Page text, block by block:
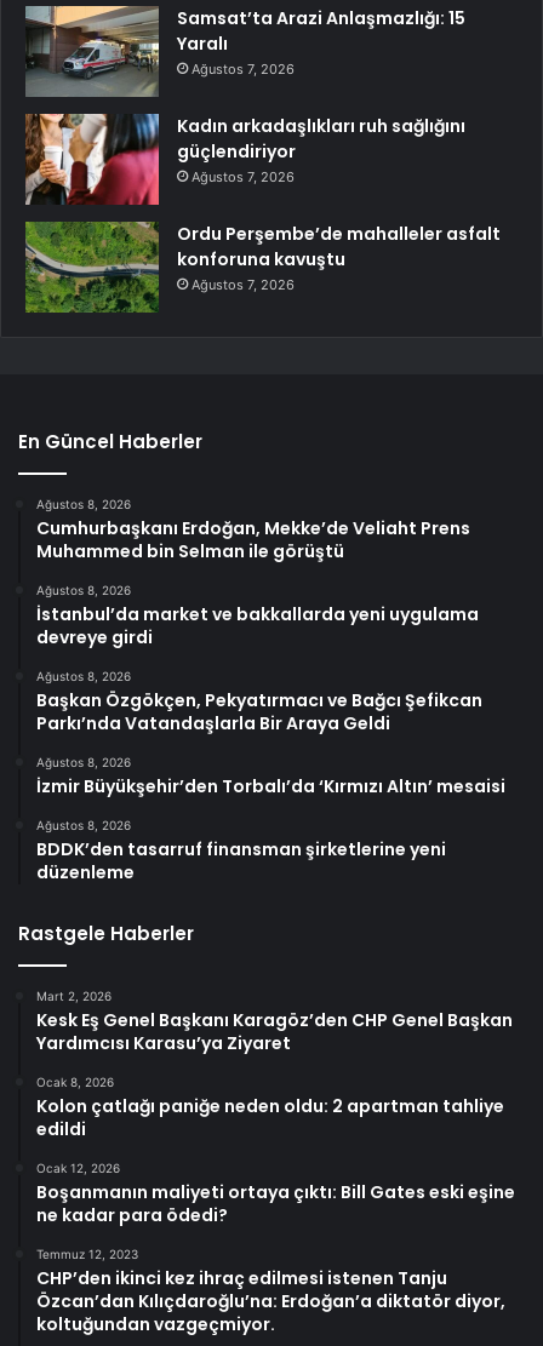
Samsat’ta Arazi Anlaşmazlığı: 15
Yaralı
Ağustos 7, 2026
Kadın arkadaşlıkları ruh sağlığını
güçlendiriyor
Ağustos 7, 2026
Ordu Perşembe’de mahalleler asfalt
konforuna kavuştu
Ağustos 7, 2026
En Güncel Haberler
Ağustos 8, 2026
Cumhurbaşkanı Erdoğan, Mekke’de Veliaht Prens
Muhammed bin Selman ile görüştü
Ağustos 8, 2026
İstanbul’da market ve bakkallarda yeni uygulama
devreye girdi
Ağustos 8, 2026
Başkan Özgökçen, Pekyatırmacı ve Bağcı Şefikcan
Parkı’nda Vatandaşlarla Bir Araya Geldi
Ağustos 8, 2026
İzmir Büyükşehir’den Torbalı’da ‘Kırmızı Altın’ mesaisi
Ağustos 8, 2026
BDDK’den tasarruf finansman şirketlerine yeni
düzenleme
Rastgele Haberler
Mart 2, 2026
Kesk Eş Genel Başkanı Karagöz’den CHP Genel Başkan
Yardımcısı Karasu’ya Ziyaret
Ocak 8, 2026
Kolon çatlağı paniğe neden oldu: 2 apartman tahliye
edildi
Ocak 12, 2026
Boşanmanın maliyeti ortaya çıktı: Bill Gates eski eşine
ne kadar para ödedi?
Temmuz 12, 2023
CHP’den ikinci kez ihraç edilmesi istenen Tanju
Özcan’dan Kılıçdaroğlu’na: Erdoğan’a diktatör diyor,
koltuğundan vazgeçmiyor.